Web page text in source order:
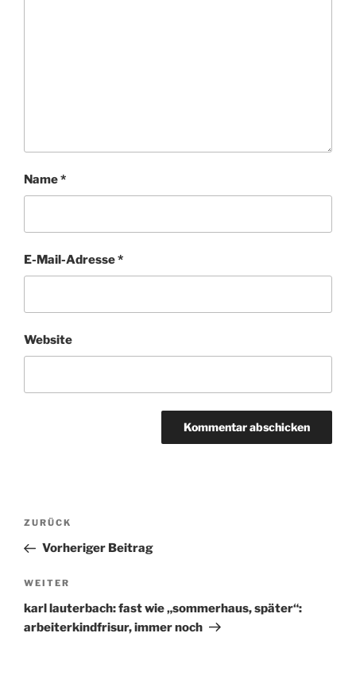
Name*
E-Mail-Adresse*
Website
Beitragsnavigation
Vorheriger
Beitrag
ZURÜCK
Vorheriger Beitrag
Nächster
Beitrag
WEITER
karl lauterbach: fast wie „sommerhaus, später“:
arbeiterkindfrisur, immer noch